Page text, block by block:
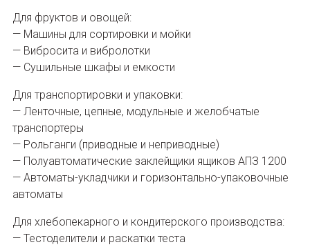
Для фруктов и овощей:
— Машины для сортировки и мойки
— Вибросита и вибролотки
— Сушильные шкафы и емкости
Для транспортировки и упаковки:
— Ленточные, цепные, модульные и желобчатые
транспортеры
— Рольганги (приводные и неприводные)
— Полуавтоматические заклейщики ящиков АПЗ 1200
— Автоматы-укладчики и горизонтально-упаковочные
автоматы
Для хлебопекарного и кондитерского производства:
— Тестоделители и раскатки теста